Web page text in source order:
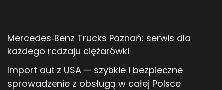
Mercedes‑Benz Trucks Poznań: serwis dla
każdego rodzaju ciężarówki
Import aut z USA — szybkie i bezpieczne
sprowadzenie z obsługą w całej Polsce